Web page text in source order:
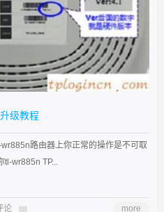
级教程
路由器上你正常的操作是不可取
tl-wr885n TP...
论 more